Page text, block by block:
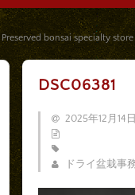
bonsai specialty store
DSC06381
2025年12月14
ドライ盆栽事